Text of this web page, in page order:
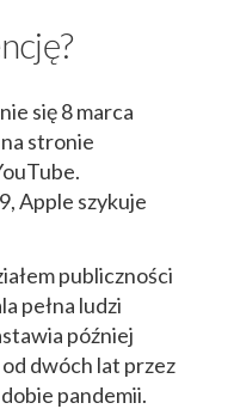
się 8 marca
stronie
Apple szykuje
publiczności
pełna ludzi
później
dwóch lat przez
pandemii.